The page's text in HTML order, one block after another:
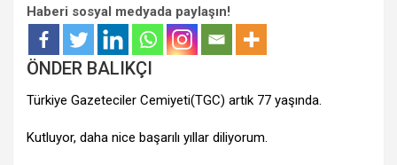
Haberi sosyal medyada paylaşın!
ÖNDER BALIKÇI
Türkiye Gazeteciler Cemiyeti(TGC) artık 77 yaşında.
Kutluyor, daha nice başarılı yıllar diliyorum.